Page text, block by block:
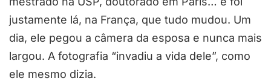
justamente lá, na França, que tudo mudou. Um
dia, ele pegou a câmera da esposa e nunca mais
largou. A fotografia “invadiu a vida dele”, como
ele mesmo dizia.